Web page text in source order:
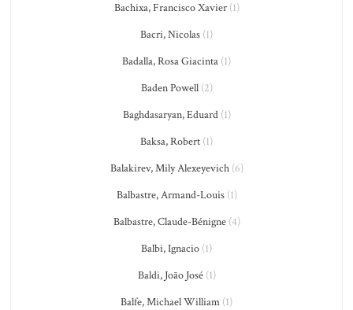
Bachixa, Francisco Xavier(1)
Bacri, Nicolas (1)
Badalla, Rosa Giacinta (1)
Baden Powell(2)
Baghdasaryan, Eduard(1)
Baksa, Robert (1)
Balakirev, Mily Alexeyevich(6)
Balbastre, Armand-Louis(1)
Balbastre, Claude-Bénigne(4)
Balbi, Ignacio (1)
Baldi, João José(1)
Balfe, Michael William (1)